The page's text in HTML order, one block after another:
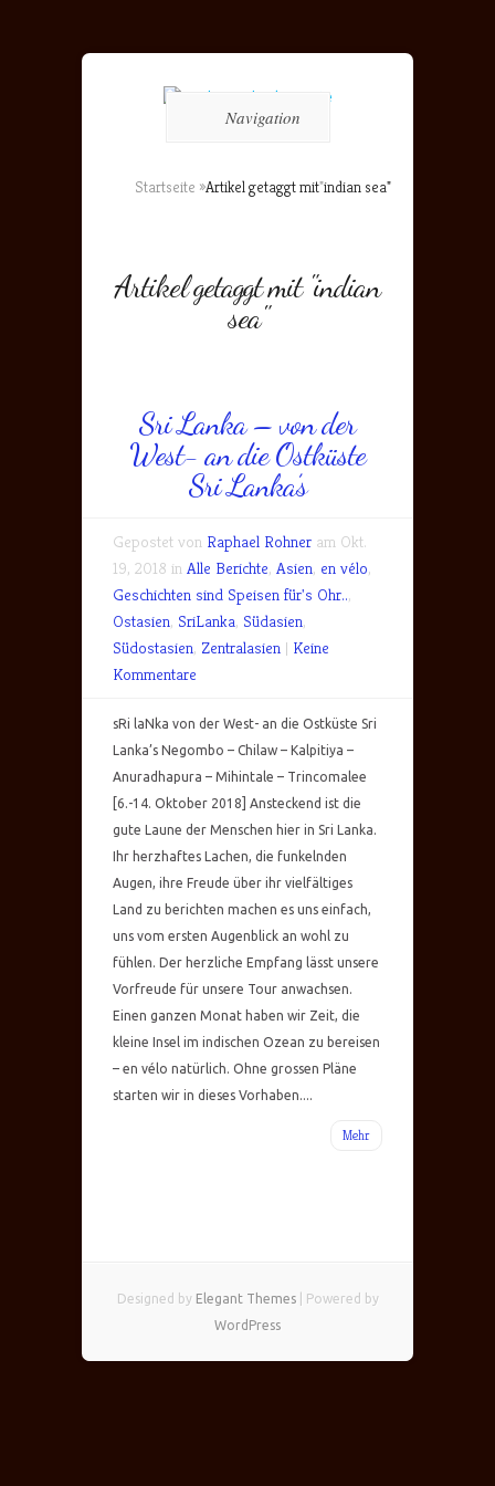
Navigation
Startseite »Artikel getaggt mit"indian sea"
Artikel getaggt mit "indian
sea"
Sri Lanka – von der
West- an die Ostküste
Sri Lanka’s
Gepostet von Raphael Rohner am Okt.
19, 2018 in Alle Berichte, Asien, en vélo,
Geschichten sind Speisen für's Ohr..,
Ostasien, SriLanka, Südasien,
Südostasien, Zentralasien | Keine
Kommentare
sRi laNka von der West- an die Ostküste Sri
Lanka’s Negombo – Chilaw – Kalpitiya –
Anuradhapura – Mihintale – Trincomalee
[6.-14. Oktober 2018] Ansteckend ist die
gute Laune der Menschen hier in Sri Lanka.
Ihr herzhaftes Lachen, die funkelnden
Augen, ihre Freude über ihr vielfältiges
Land zu berichten machen es uns einfach,
uns vom ersten Augenblick an wohl zu
fühlen. Der herzliche Empfang lässt unsere
Vorfreude für unsere Tour anwachsen.
Einen ganzen Monat haben wir Zeit, die
kleine Insel im indischen Ozean zu bereisen
– en vélo natürlich. Ohne grossen Pläne
starten wir in dieses Vorhaben....
Mehr
Designed by Elegant Themes| Powered by
WordPress